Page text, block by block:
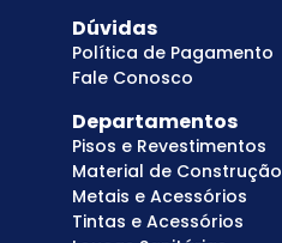
Dúvidas
Política de Pagamento
Fale Conosco
Departamentos
Pisos e Revestimentos
Material de Construção
Metais e Acessórios
Tintas e Acessórios